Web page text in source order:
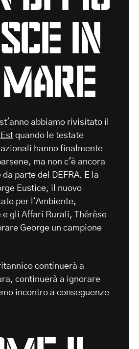
in
abbiamo rivisitato il
quando le testate
hanno finalmente
ma non c'è ancora
parte del DEFRA. E la
Eustice, il nuovo
per l'Ambiente,
e gli Affari Rurali, Thérèse
George un campione
continuerà a
continuerà a ignorare
incontro a conseguenze